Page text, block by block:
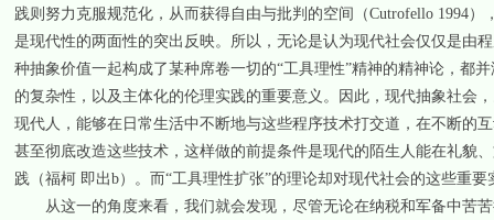
践则努力克服规范化，从而获得自由与批判的空间（Cutrofello 1994
是现代性的两面性的突出反映。所以，无论是认为现代社会仅仅是由
种抽象价值一起构成了某种席卷一切的“工具理性”精神的精神论，都
的复杂性，以及主体化的伦理实践的重要意义。因此，现代抽象社会
现代人，能够在日常生活中不断地与这些程序技术打交道，在不断的
甚至彻底改造这些技术，这样做的前提条件是现代的陌生人能在礼貌
践（福柯 即出b）。而“工具理性扩张”的理论却对现代社会的这些重要
从这一的角度来看，我们就会发现，尽管无论在纳税和军备中苦苦